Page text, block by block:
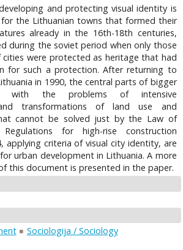
and protecting visual identity is
the Lithuanian towns that formed their
already in the 16th-18th centuries,
during the soviet period when only those
were protected as heritage that had
for such a protection. After returning to
in 1990, the central parts of bigger
with the problems of intensive
and transformations of land use and
cannot be solved just by the Law of
for high-rise construction
applying criteria of visual city identity, are
urban development in Lithuania. A more
this document is presented in the paper.
Sociologija / Sociology